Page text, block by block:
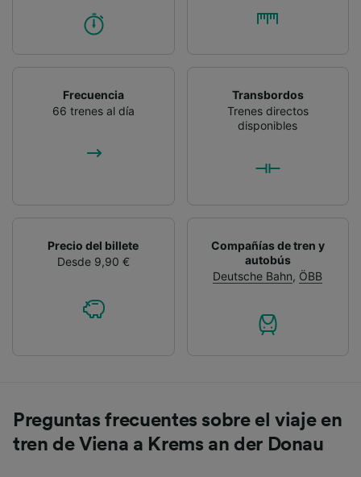
Frecuencia
66 trenes al día
Transbordos
Trenes directos
disponibles
Precio del billete
Desde 9,90 €
Compañías de tren y
autobús
Deutsche Bahn, ÖBB
Preguntas frecuentes sobre el viaje en
tren de Viena a Krems an der Donau